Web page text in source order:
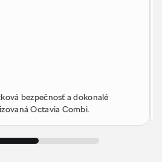
bezpečnosť a dokonalé
Octavia Combi.